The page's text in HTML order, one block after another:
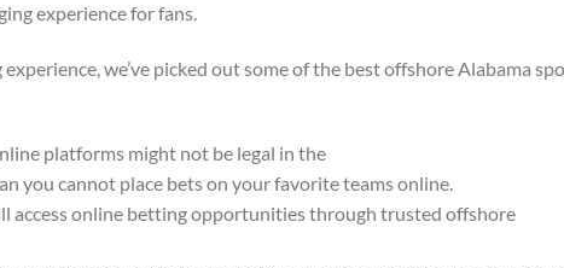
experience for fans.
we’ve picked out some of the best offshore Alabama
platforms might not be legal in the
you cannot place bets on your favorite teams online.
access online betting opportunities through trusted offshore